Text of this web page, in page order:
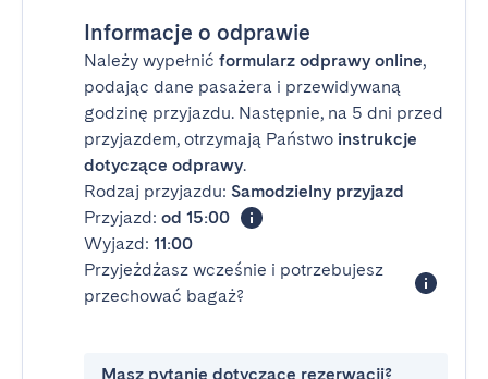
Informacje o odprawie
Należy wypełnić formularz odprawy online,
podając dane pasażera i przewidywaną
godzinę przyjazdu. Następnie, na 5 dni przed
przyjazdem, otrzymają Państwo instrukcje
dotyczące odprawy.
Rodzaj przyjazdu: Samodzielny przyjazd
Przyjazd: od 15:00
Wyjazd: 11:00
Przyjeżdżasz wcześnie i potrzebujesz
przechować bagaż?
Masz pytanie dotyczące rezerwacji?